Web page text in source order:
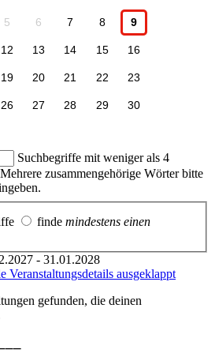
5 6 7 8 9
12 13 14 15 16
19 20 21 22 23
26 27 28 29 30
Suchbegriffe mit weniger als 4
zusammengehörige Wörter bitte
finde mindestens einen
- 31.01.2028
Veranstaltungsdetails ausgeklappt
gefunden, die deinen